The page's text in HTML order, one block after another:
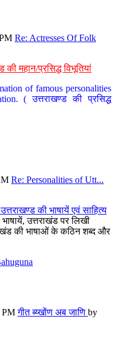
Re: Actresses Of Folk
महान/प्रसिद्ध विभूतियां
of famous personalities
( उत्तराखण्ड की प्रसिद्ध
Re: Personalities of Utt...
की भाषायें एवं साहित्य
उत्तराखंड पर लिखी
की भाषाओं के कठिन शब्द और
PMगीत ब्य्खोंण अब जाणि by